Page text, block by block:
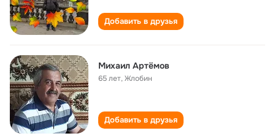
Добавить в друзья
Михаил Артёмов
65 лет,Жлобин
Добавить в друзья